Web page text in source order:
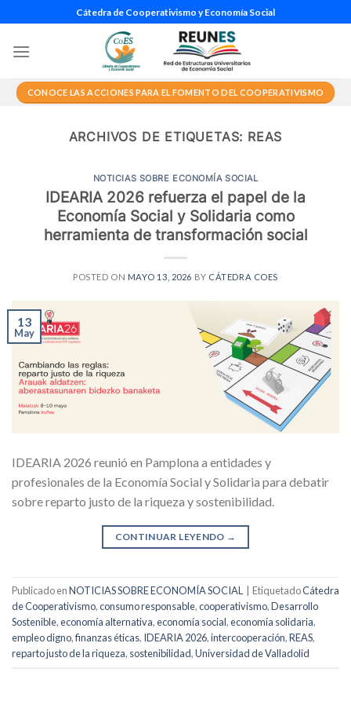
al
contenido
Cátedra de Cooperativismo y Economía Social
CONOCE LAS ACCIONES PARA EL FOMENTO DEL COOPERATIVISMO
ARCHIVOS DE ETIQUETAS: REAS
NOTICIAS SOBRE ECONOMÍA SOCIAL
IDEARIA 2026 refuerza el papel de la
Economía Social y Solidaria como
herramienta de transformación social
POSTED ON MAYO 13, 2026 BY CÁTEDRA COES
13
May
IDEARIA 2026 reunió en Pamplona a entidades y
profesionales de la Economía Social y Solidaria para debatir
sobre reparto justo de la riqueza y sostenibilidad.
CONTINUAR LEYENDO →
Publicado enNOTICIAS SOBRE ECONOMÍA SOCIAL EtiquetadoCátedra
de Cooperativismo,consumo responsable,cooperativismo,Desarrollo
Sostenible,economía alternativa,economía social,economía solidaria,
empleo digno,finanzas éticas, IDEARIA 2026,intercooperación,REAS,
reparto justo de la riqueza, sostenibilidad,Universidad de Valladolid